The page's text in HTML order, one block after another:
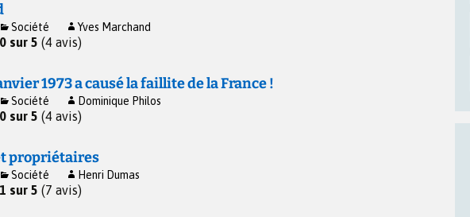
Société Yves Marchand
sur 5 (4 avis)
1973 a causé la faillite de la France !
Société Dominique Philos
sur 5 (4 avis)
propriétaires
Société Henri Dumas
sur 5 (7 avis)